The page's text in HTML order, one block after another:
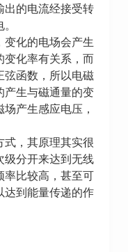
出的电流经接受转
变化的电场会产生
变化率有关系，而
弦函数，所以电磁
产生与磁通量的变
产生感应电压，
式，其原理其实很
级分开来达到无线
率比较高，甚至可
达到能量传递的作